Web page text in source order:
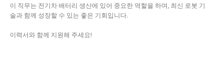
이 직무는 전기차 배터리 생산에 있어 중요한 역할을 하며, 최신 로봇 기
술과 함께 성장할 수 있는 좋은 기회입니다.
이력서와 함께 지원해 주세요!